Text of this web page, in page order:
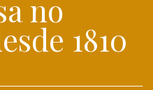
no
1810